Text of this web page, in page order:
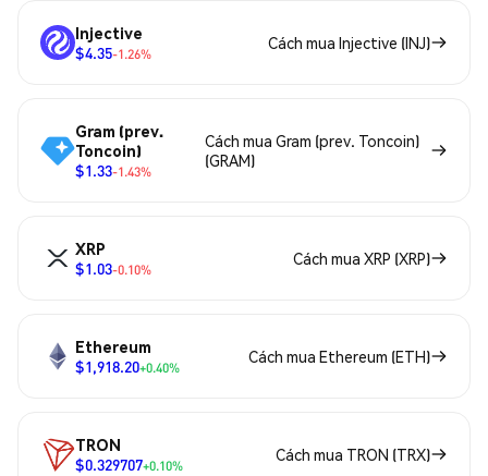
Injective
$4.35-1.26%
Cách mua Injective (INJ)
Gram (prev.
Toncoin)
$1.33-1.43%
Cách mua Gram (prev. Toncoin)
(GRAM)
XRP
$1.03-0.10%
Cách mua XRP (XRP)
Ethereum
$1,918.20+0.40%
Cách mua Ethereum (ETH)
TRON
$0.329707+0.10%
Cách mua TRON (TRX)